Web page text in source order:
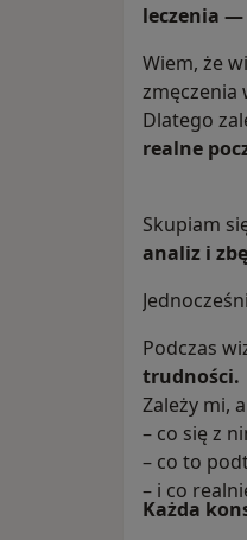
leczenia —
Wiem, że
zmęczenia
Dlatego
realne
Skupiam
analiz i
Podczas
trudności.
Zależy mi,
– co się z
– co to
– i co
Każda